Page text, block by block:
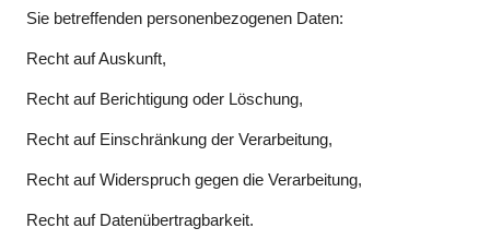
Sie betreffenden personenbezogenen Daten:
Recht auf Auskunft,
Recht auf Berichtigung oder Löschung,
Recht auf Einschränkung der Verarbeitung,
Recht auf Widerspruch gegen die Verarbeitung,
Recht auf Datenübertragbarkeit.